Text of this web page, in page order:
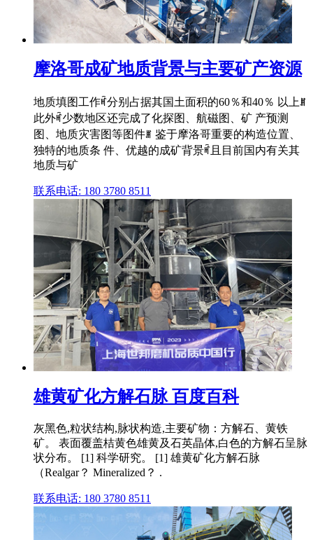
摩洛哥成矿地质背景与主要矿产资源
地质填图工作ꎬ分别占据其国土面积的60％和40％ 以上ꎮ
此外ꎬ少数地区还完成了化探图、航磁图、矿 产预测
图、地质灾害图等图件ꎮ 鉴于摩洛哥重要的构造位置、
独特的地质条 件、优越的成矿背景ꎬ且目前国内有关其
地质与矿
联系电话: 180 3780 8511
雄黄矿化方解石脉 百度百科
灰黑色,粒状结构,脉状构造,主要矿物：方解石、黄铁
矿。 表面覆盖桔黄色雄黄及石英晶体,白色的方解石呈脉
状分布。 [1] 科学研究。 [1] 雄黄矿化方解石脉
（Realgar？ Mineralized？ .
联系电话: 180 3780 8511